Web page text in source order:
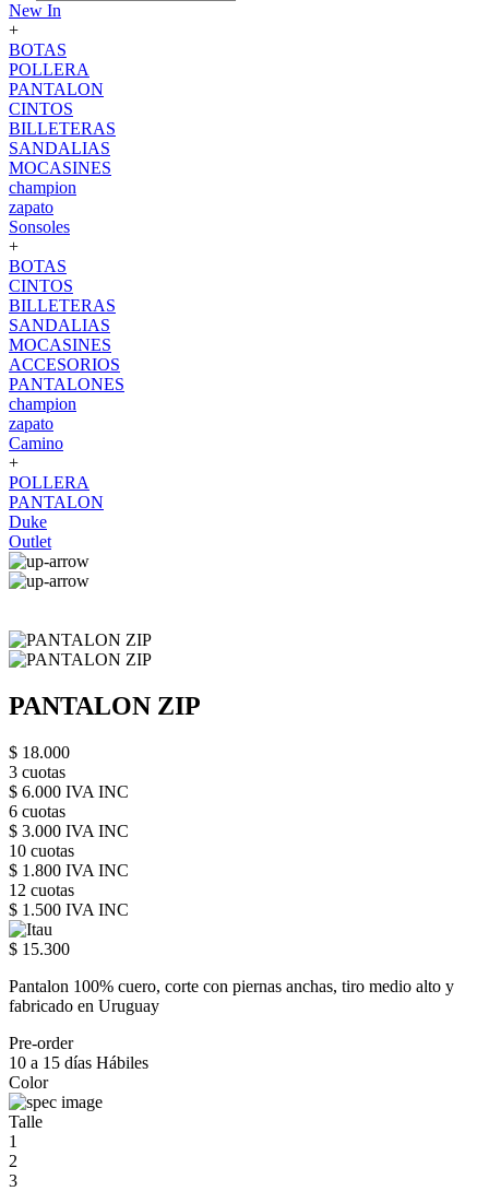
New In
+
BOTAS
POLLERA
PANTALON
CINTOS
BILLETERAS
SANDALIAS
MOCASINES
champion
zapato
Sonsoles
+
BOTAS
CINTOS
BILLETERAS
SANDALIAS
MOCASINES
ACCESORIOS
PANTALONES
champion
zapato
Camino
+
POLLERA
PANTALON
Duke
Outlet
PANTALON ZIP
$ 18.000
3 cuotas
$ 6.000 IVA INC
6 cuotas
$ 3.000 IVA INC
10 cuotas
$ 1.800 IVA INC
12 cuotas
$ 1.500 IVA INC
$ 15.300
Pantalon 100% cuero, corte con piernas anchas, tiro medio alto y
fabricado en Uruguay
Pre-order
10 a 15 días Hábiles
Color
Talle
1
2
3